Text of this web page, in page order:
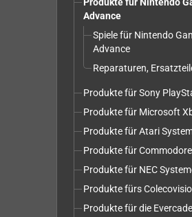
Produkte für Nintendo
Advance
Spiele für Nintendo
Advance
Reparaturen,
Produkte für Sony
Produkte für Microsoft
Produkte für Atari
Produkte für
Produkte für NEC
Produkte fürs
Produkte für die Evercade